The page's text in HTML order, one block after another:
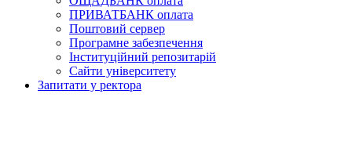
ПРИВАТБАНК оплата
Поштовий сервер
Програмне забезпечення
Інституційний репозитарій
Сайти університету
Запитати у ректора